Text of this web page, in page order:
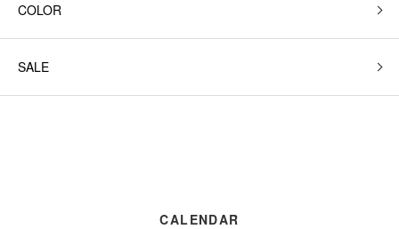
COLOR
SALE
CALENDAR